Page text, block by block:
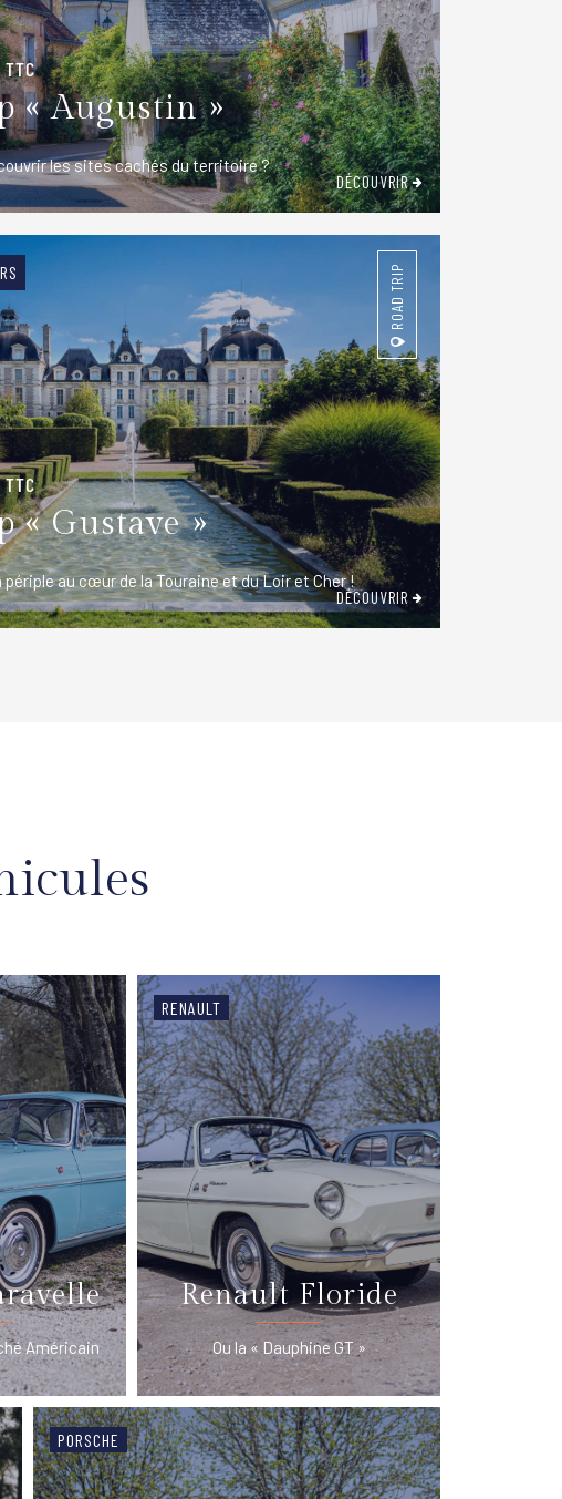
« Augustin »
les sites cachés du territoire ?
DÉCOUVRIR
ROAD TRIP
« Gustave »
périple au cœur de la Touraine et du Loir et Cher !
DÉCOUVRIR
Américain
RENAULT
Renault Floride
Ou la « Dauphine GT »
PORSCHE